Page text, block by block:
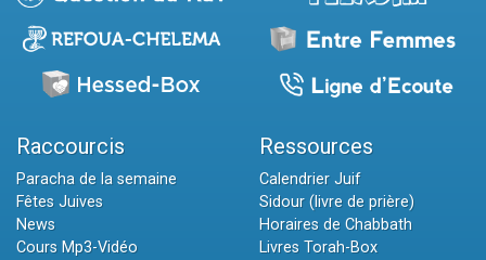
Raccourcis
Paracha de la semaine
Fêtes Juives
News
Cours Mp3-Vidéo
Ressources
Calendrier Juif
Sidour (livre de prière)
Horaires de Chabbath
Livres Torah-Box